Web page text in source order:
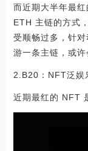
而近期大半年最
ETH 主链的方式
受顺畅过多，针
游一条主链，或许
2.B20：NFT泛娱
近期最红的 NFT